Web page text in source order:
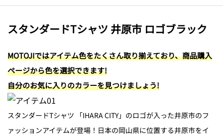
地元一覧
お問い合わせ
スタンダードTシャツ 井原市 ロゴブラック
MOTOJIではアイテム色をたくさん取り揃えており、商品購入
ページから色を選択できます!
自分のお気に入りのカラーを見つけましょう!
スタンダードTシャツ 「IHARA CITY」のロゴが入った井原市のフ
ァッションアイテムが登場！日本の岡山県に位置する井原市をイ